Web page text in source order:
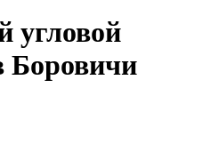
угловой